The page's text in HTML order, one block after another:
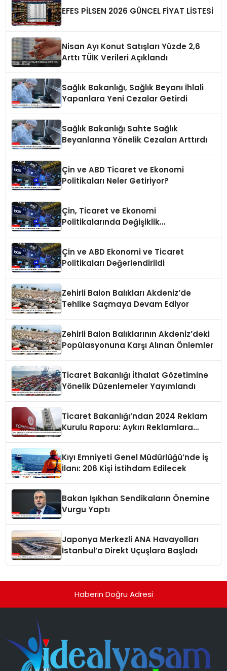
EFES PİLSEN 2026 GÜNCEL FİYAT LİSTESİ
Nisan Ayı Konut Satışları Yüzde 2,6
Arttı TÜİK Verileri Açıklandı
Sağlık Bakanlığı, Sağlık Beyanı İhlali
Yapanlara Yeni Cezalar Getirdi
Sağlık Bakanlığı Sahte Sağlık
Beyanlarına Yönelik Cezaları Arttırdı
Çin ve ABD Ticaret ve Ekonomi
Politikaları Neler Getiriyor?
Çin, Ticaret ve Ekonomi
Politikalarında Değişiklik
Çin ve ABD Ekonomi ve Ticaret
Politikaları Değerlendirildi
Zehirli Balon Balıkları Akdeniz’de
Tehlike Saçmaya Devam Ediyor
Zehirli Balon Balıklarının Akdeniz’deki
Popülasyonuna Karşı Alınan Önlemler
Ticaret Bakanlığı İthalat Gözetimine
Yönelik Düzenlemeler Yayımlandı
Ticaret Bakanlığı’ndan 2024 Reklam
Kurulu Raporu: Aykırı Reklamlara
Kıyı Emniyeti Genel Müdürlüğü’nde İş
İlanı: 206 Kişi İstihdam Edilecek
Bakan Işıkhan Sendikaların Önemine
Vurgu Yaptı
Japonya Merkezli ANA Havayolları
İstanbul’a Direkt Uçuşlara Başladı
Haberin Doğru Adresi